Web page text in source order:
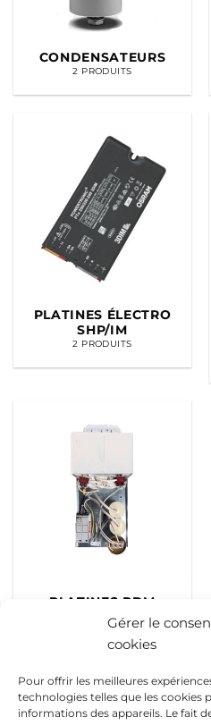
Gérer le
cookies
Pour offrir les meilleures
technologies telles que les cookies
informations des appareils. Le fait
CONDENSATEURS
2 PRODUITS
PLATINES ÉLECTRO
SHP/IM
2 PRODUITS
PLATINES PDM
4 PRODUITS